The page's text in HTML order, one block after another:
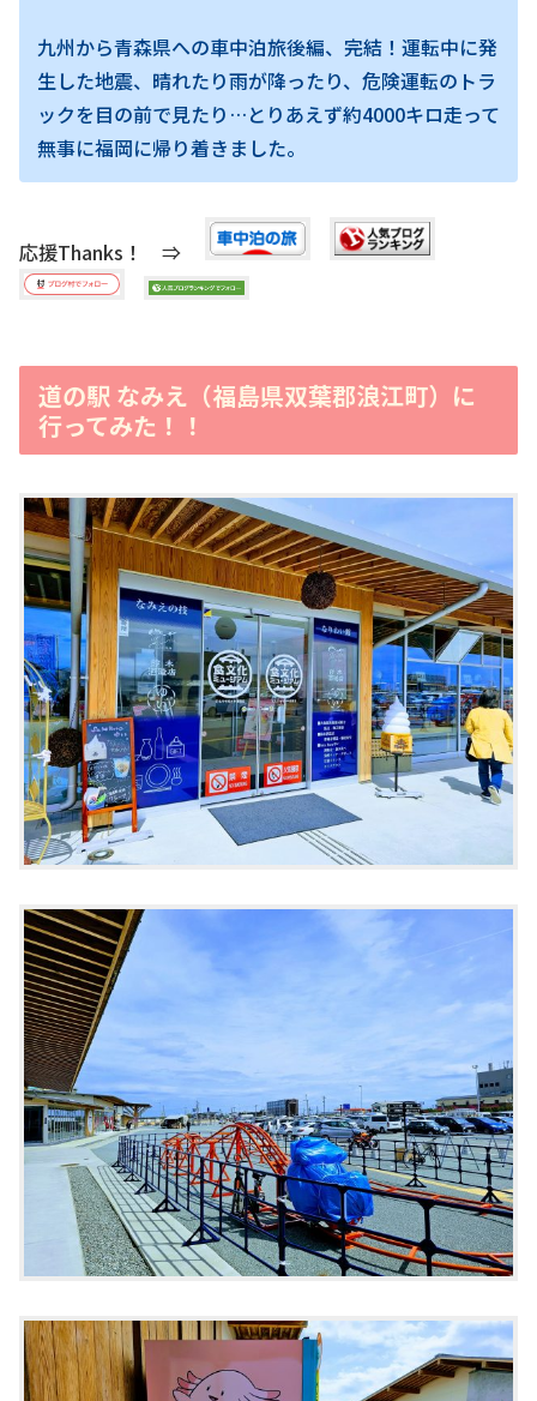
九州から青森県への車中泊旅後編、完結！運転中に発
生した地震、晴れたり雨が降ったり、危険運転のトラ
ックを目の前で見たり…とりあえず約4000キロ走って
無事に福岡に帰り着きました。
応援Thanks！ ⇒
道の駅 なみえ（福島県双葉郡浪江町）に
行ってみた！！